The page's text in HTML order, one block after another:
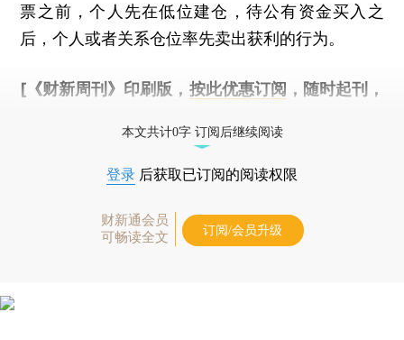
票之前，个人先在低位建仓，待公有资金买入之
后，个人或者关系仓位率先卖出获利的行为。
[《财新周刊》印刷版， 按此优惠订阅 ，随时起刊，
本文共计0字 订阅后继续阅读
登录 后获取已订阅的阅读权限
财新通会员
可畅读全文
订阅/会员升级